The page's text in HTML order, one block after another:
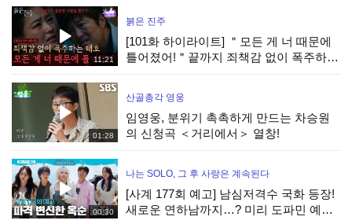
11:21
붉은 진주
[101화 하이라이트] ＂모든 게 너 때문에
틀어졌어!＂끝까지 죄책감 없이 폭주하는
01:28
산골총각 영웅
임영웅, 분위기 촉촉하게 만드는 차승원
의 신청곡 ＜거리에서＞ 열창!
00:30
나는 SOLO, 그 후 사랑은 계속된다
[사계 177회 예고] 남심저격수 국화 등장!
새로운 연하남까지…? 미리 도파민 예약!